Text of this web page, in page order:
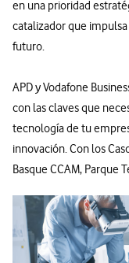
en una prioridad
catalizador que
futuro.
APD y Vodafone
con las claves que
tecnología de tu
innovación. Con los
Basque CCAM, Parque